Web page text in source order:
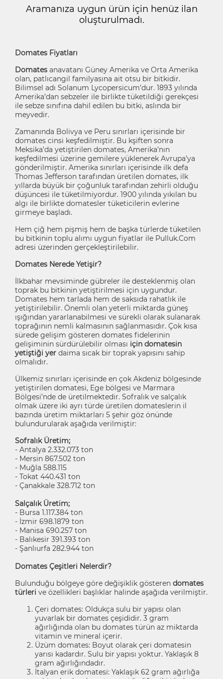
Aramanıza uygun ürün için henüz ilan
oluşturulmadı.
Domates Fiyatları
Domates anavatanı Güney Amerika ve Orta Amerika
olan, patlıcangil familyasına ait otsu bir bitkidir.
Bilimsel adı Solanum Lycopersicum’dur. 1893 yılında
Amerika’dan sebzeler ile birlikte tüketildiği gerekçesi
ile sebze sınıfına dahil edilen bu bitki, aslında bir
meyvedir.
Zamanında Bolivya ve Peru sınırları içerisinde bir
domates cinsi keşfedilmiştir. Bu kşiften sonra
Meksika’da yetiştirilen domates, Amerika’nın
keşfedilmesi üzerine gemilere yüklenerek Avrupa’ya
gönderilmiştir. Amerika sınırları içerisinde ilk defa
Thomas Jefferson tarafından üretilen domates, ilk
yıllarda büyük bir çoğunluk tarafından zehirli olduğu
düşüncesi ile tüketilmiyordur. 1900 yılında yıkılan bu
algı ile birlikte domatesler tüketicilerin evlerine
girmeye başladı.
Hem çiğ hem pişmiş hem de başka türlerde tüketilen
bu bitkinin toplu alımı uygun fiyatlar ile Pulluk.Com
adresi üzerinden gerçekleştirilebilir.
Domates Nerede Yetişir?
İlkbahar mevsiminde gübreler ile desteklenmiş olan
toprak bu bitkinin yetiştirilmesi için uygundur.
Domates hem tarlada hem de saksıda rahatlık ile
yetiştirilebilir. Önemli olan yeterli miktarda güneş
ışığından yararlanabilmesi ve sürekli olarak sulanarak
toprağının nemli kalmasının sağlanmasıdır. Çok kısa
sürede gelişim gösteren domates fidelerinin
gelişiminin sürdürülebilir olması için domatesin
yetiştiği yer daima sıcak bir toprak yapısını sahip
olmalıdır.
Ülkemiz sınırları içerisinde en çok Akdeniz bölgesinde
yetiştirilen domatesi, Ege bölgesi ve Marmara
Bölgesi’nde de üretilmektedir. Sofralık ve salçalık
olmak üzere iki ayrı türde üretilen domateslerin il
bazında üretim miktarları 5 şehir göz önünde
bulundurularak aşağıda verilmiştir:
Sofralık Üretim;
- Antalya 2.332.073 ton
- Mersin 867.502 ton
- Muğla 588.115
- Tokat 440.431 ton
- Çanakkale 328.712 ton
Salçalık Üretim;
- Bursa 1.117.384 ton
- İzmir 698.1879 ton
- Manisa 690.257 ton
- Balıkesir 391.393 ton
- Şanlıurfa 282.944 ton
Domates Çeşitleri Nelerdir?
Bulunduğu bölgeye göre değişiklik gösteren domates
türleri ve özellikleri başlıklar halinde aşağıda verilmiştir.
Çeri domates: Oldukça sulu bir yapısı olan
yuvarlak bir domates çeşididir. 3 gram
ağırlığında olan bu domates türün az miktarda
vitamin ve mineral içerir.
Üzüm domates: Boyut olarak çeri domatesin
yarısı kadardır. Sulu bir yapısı yoktur. Yaklaşık 8
gram ağırlığındadır.
İtalyan erik domatesi: Yaklaşık 62 gram ağırlığa